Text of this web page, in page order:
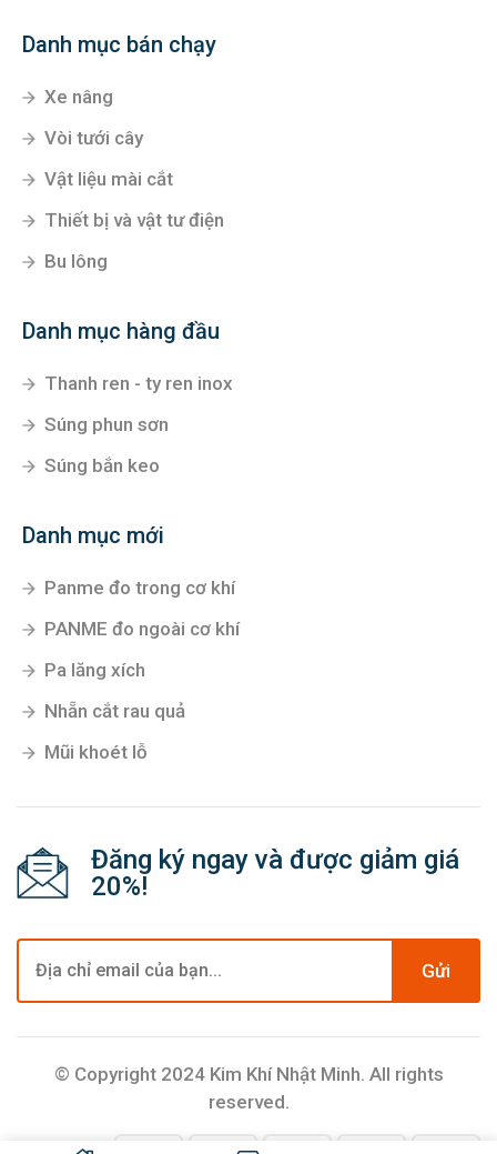
Danh mục bán chạy
Xe nâng
Vòi tưới cây
Vật liệu mài cắt
Thiết bị và vật tư điện
Bu lông
Danh mục hàng đầu
Thanh ren - ty ren inox
Súng phun sơn
Súng bắn keo
Danh mục mới
Panme đo trong cơ khí
PANME đo ngoài cơ khí
Pa lăng xích
Nhẵn cắt rau quả
Mũi khoét lỗ
Đăng ký ngay và được giảm giá
20%!
Gửi
© Copyright 2024 Kim Khí Nhật Minh. All rights
reserved.